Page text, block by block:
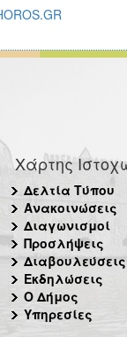
Χάρτης
Δελτία Τύπου
Ανακοινώσεις
Διαγωνισμοί
Προσλήψεις
Διαβουλεύσεις
Εκδηλώσεις
Ο Δήμος
Υπηρεσίες